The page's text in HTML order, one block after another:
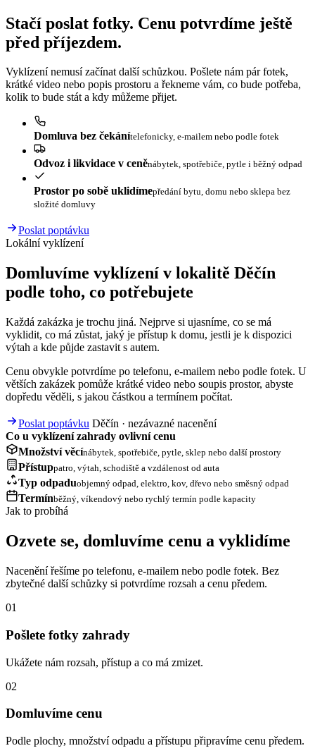
Stačí poslat fotky. Cenu potvrdíme ještě
před příjezdem.
Vyklízení nemusí začínat další schůzkou. Pošlete nám pár fotek,
krátké video nebo popis prostoru a řekneme vám, co bude potřeba,
kolik to bude stát a kdy můžeme přijet.
Domluva bez čekánítelefonicky, e-mailem nebo podle fotek
Odvoz i likvidace v ceněnábytek, spotřebiče, pytle i běžný odpad
Prostor po sobě uklidímepředání bytu, domu nebo sklepa bez
složité domluvy
Poslat poptávku
Lokální vyklízení
Domluvíme vyklízení v lokalitě Děčín
podle toho, co potřebujete
Každá zakázka je trochu jiná. Nejprve si ujasníme, co se má
vyklidit, co má zůstat, jaký je přístup k domu, jestli je k dispozici
výtah a kde půjde zastavit s autem.
Cenu obvykle potvrdíme po telefonu, e-mailem nebo podle fotek. U
větších zakázek pomůže krátké video nebo soupis prostor, abyste
dopředu věděli, s jakou částkou a termínem počítat.
Poslat poptávku Děčín · nezávazné nacenění
Co u vyklízení zahrady ovlivní cenu
Množství věcínábytek, spotřebiče, pytle, sklep nebo další prostory
Přístuppatro, výtah, schodiště a vzdálenost od auta
Typ odpaduobjemný odpad, elektro, kov, dřevo nebo směsný odpad
Termínběžný, víkendový nebo rychlý termín podle kapacity
Jak to probíhá
Ozvete se, domluvíme cenu a vyklidíme
Nacenění řešíme po telefonu, e-mailem nebo podle fotek. Bez
zbytečné další schůzky si potvrdíme rozsah a cenu předem.
01
Pošlete fotky zahrady
Ukážete nám rozsah, přístup a co má zmizet.
02
Domluvíme cenu
Podle plochy, množství odpadu a přístupu připravíme cenu předem.